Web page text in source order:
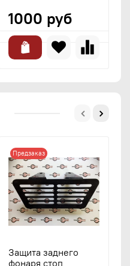
1000 руб
Предзаказ
Защита заднего
фонаря стоп